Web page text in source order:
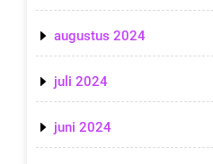
augustus 2024
juli 2024
juni 2024